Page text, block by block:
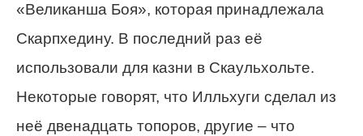
«Великанша Боя», которая принадлежала
Скарпхедину. В последний раз её
использовали для казни в Скаульхольте.
Некоторые говорят, что Илльхуги сделал из
неё двенадцать топоров, другие – что